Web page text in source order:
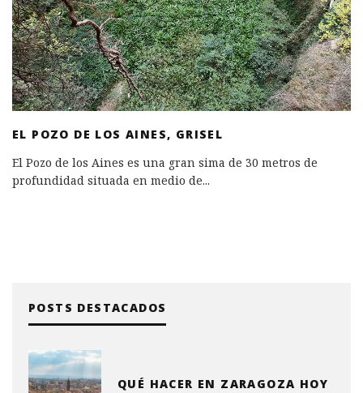
EL POZO DE LOS AINES, GRISEL
El Pozo de los Aines es una gran sima de 30 metros de
profundidad situada en medio de...
POSTS DESTACADOS
QUÉ HACER EN ZARAGOZA HOY